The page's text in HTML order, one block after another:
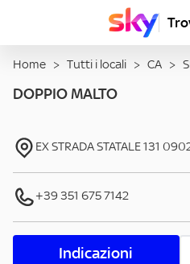
Home > Tutti i locali > CA >
DOPPIO MALTO
EX STRADA STATALE 131
+39 351 675 7142
Indicazioni